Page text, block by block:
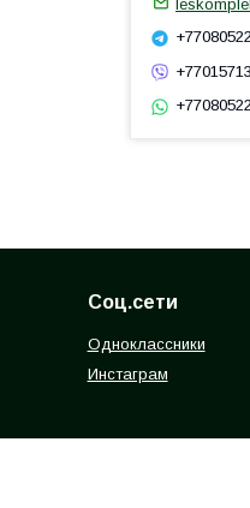
Соц.сети
Одноклассники
Инстаграм